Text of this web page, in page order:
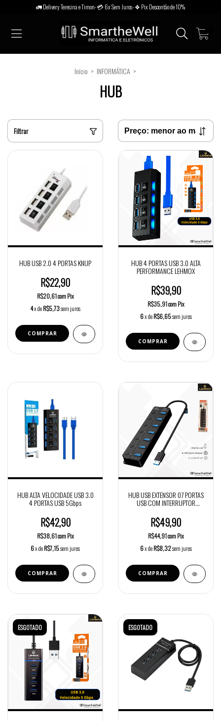
🚛 Delivery Teresina e Timon- 💳 6x Sem Juros- ❖ Pix Descontão de 10%
Início > INFORMÁTICA >
HUB
Filtrar
HUB USB 2.0 4 PORTAS KNUP
R$22,90
R$20,61com Pix
4x deR$5,73sem juros
HUB 4 PORTAS USB 3.0 ALTA
PERFORMANCE LEHMOX
R$39,90
R$35,91com Pix
6x deR$6,65sem juros
HUB ALTA VELOCIDADE USB 3.0
4 PORTAS USB 5Gbps
R$42,90
R$38,61com Pix
6x deR$7,15sem juros
HUB USB EXTENSOR 07 PORTAS
USB COM INTERRUPTOR
R$49,90
R$44,91com Pix
6x deR$8,32sem juros
ESGOTADO ESGOTADO